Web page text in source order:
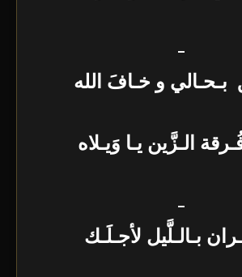
_
بـحـالي و خـافَ الله
الـزَّين يـا وَيـلاه
_
بـالـلَّيل لأجـلَـك